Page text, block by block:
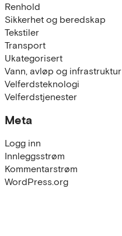
Renhold
Sikkerhet og beredskap
Tekstiler
Transport
Ukategorisert
Vann, avløp og infrastruktur
Velferdsteknologi
Velferdstjenester
Meta
Logg inn
Innleggsstrøm
Kommentarstrøm
WordPress.org